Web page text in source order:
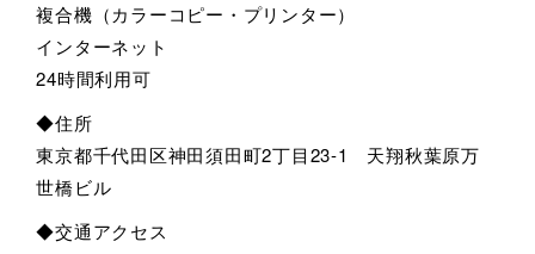
複合機（カラーコピー・プリンター）
インターネット
24時間利用可
◆住所
東京都千代田区神田須田町2丁目23-1 天翔秋葉原万
世橋ビル
◆交通アクセス